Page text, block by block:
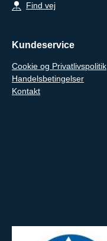
Find vej
Kundeservice
Cookie og Privatlivspolitik
Handelsbetingelser
Kontakt